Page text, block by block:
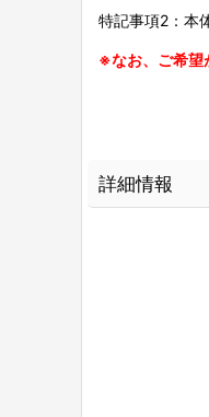
特記事項2：本
※なお、ご希望
詳細情報